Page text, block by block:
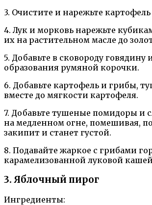
3. Очистите и нарежьте
4. Лук и морковь нарежьте
их на растительном масле до
5. Добавьте в сковороду говядину
образования румяной корочки.
6. Добавьте картофель и грибы,
вместе до мягкости картофеля.
7. Добавьте тушеные помидоры и
на медленном огне, помешивая,
закипит и станет густой.
8. Подавайте жаркое с грибами
карамелизованной луковой
3. Яблочный пирог
Ингредиенты: